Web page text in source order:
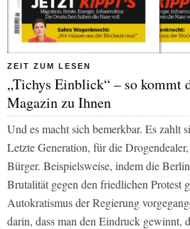
ZEIT ZUM LESEN
„Tichys Einblick“ – so kommt
Magazin zu Ihnen
Und es macht sich bemerkbar. Es zahlt
Letzte Generation, für die
Bürger. Beispielsweise, indem die
Brutalität gegen den friedlichen Protest
Autokratismus der Regierung
darin, dass man den Eindruck gewinnt,